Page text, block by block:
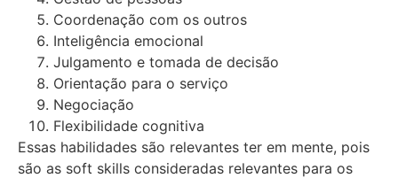
Coordenação com os outros
Inteligência emocional
Julgamento e tomada de decisão
Orientação para o serviço
Negociação
Flexibilidade cognitiva
Essas habilidades são relevantes ter em mente, pois
são as soft skills consideradas relevantes para os